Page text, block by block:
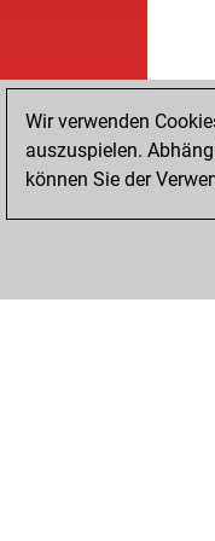
Wir verwenden
auszuspielen.
können Sie der